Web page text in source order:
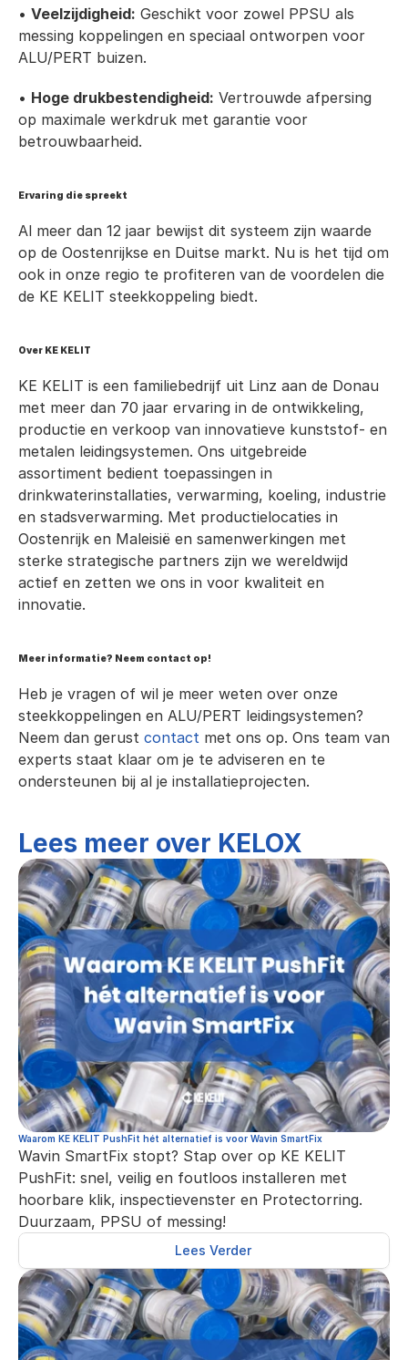
• Veelzijdigheid: Geschikt voor zowel PPSU als
messing koppelingen en speciaal ontworpen voor
ALU/PERT buizen.
• Hoge drukbestendigheid: Vertrouwde afpersing
op maximale werkdruk met garantie voor
betrouwbaarheid.
Ervaring die spreekt
Al meer dan 12 jaar bewijst dit systeem zijn waarde
op de Oostenrijkse en Duitse markt. Nu is het tijd om
ook in onze regio te profiteren van de voordelen die
de KE KELIT steekkoppeling biedt.
Over KE KELIT
KE KELIT is een familiebedrijf uit Linz aan de Donau
met meer dan 70 jaar ervaring in de ontwikkeling,
productie en verkoop van innovatieve kunststof- en
metalen leidingsystemen. Ons uitgebreide
assortiment bedient toepassingen in
drinkwaterinstallaties, verwarming, koeling, industrie
en stadsverwarming. Met productielocaties in
Oostenrijk en Maleisië en samenwerkingen met
sterke strategische partners zijn we wereldwijd
actief en zetten we ons in voor kwaliteit en
innovatie.
Meer informatie? Neem contact op!
Heb je vragen of wil je meer weten over onze
steekkoppelingen en ALU/PERT leidingsystemen?
Neem dan gerust contact met ons op. Ons team van
experts staat klaar om je te adviseren en te
ondersteunen bij al je installatieprojecten.
Lees meer over KELOX
Waarom KE KELIT PushFit hét alternatief is voor Wavin SmartFix
Wavin SmartFix stopt? Stap over op KE KELIT
PushFit: snel, veilig en foutloos installeren met
hoorbare klik, inspectievenster en Protectorring.
Duurzaam, PPSU of messing!
Lees Verder